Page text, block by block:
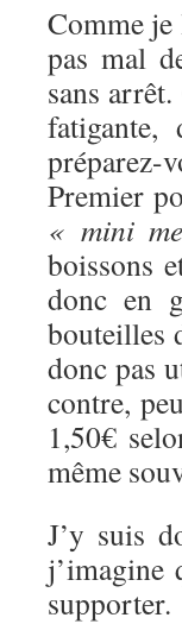
Comme
pas mal
sans
préparez-
Premier
« mini
boissons
donc en
bouteilles
donc pas
contre,
1,50€
même
J’y suis
j’imagine
supporter.